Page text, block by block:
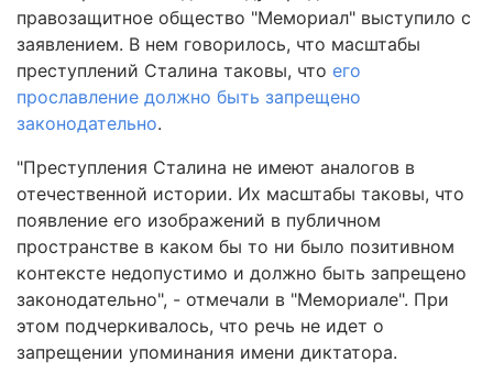
правозащитное общество "Мемориал" выступило с
заявлением. В нем говорилось, что масштабы
преступлений Сталина таковы, что его
прославление должно быть запрещено
законодательно.
"Преступления Сталина не имеют аналогов в
отечественной истории. Их масштабы таковы, что
появление его изображений в публичном
пространстве в каком бы то ни было позитивном
контексте недопустимо и должно быть запрещено
законодательно", - отмечали в "Мемориале". При
этом подчеркивалось, что речь не идет о
запрещении упоминания имени диктатора.